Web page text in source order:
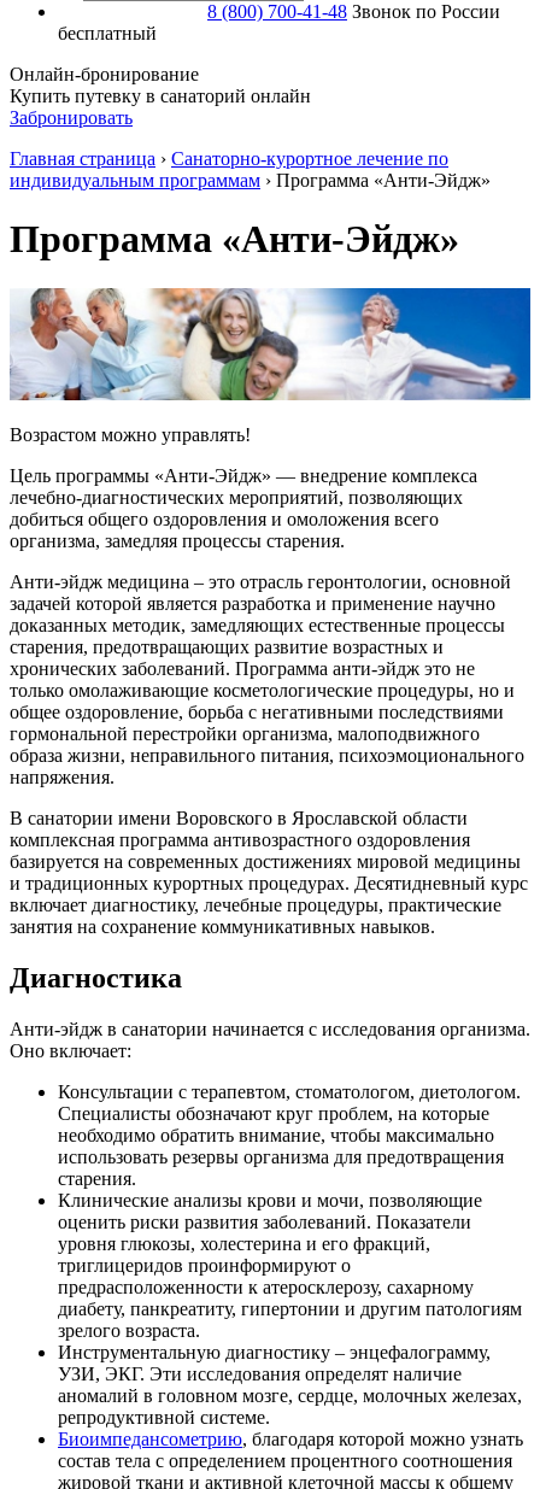
8 (800) 700-41-48 Звонок по России
бесплатный
Онлайн-бронирование
Купить путевку в санаторий онлайн
Забронировать
Главная страница › Санаторно-курортное лечение по
индивидуальным программам › Программа «Анти-Эйдж»
Программа «Анти-Эйдж»
Возрастом можно управлять!
Цель программы «Анти-Эйдж» — внедрение комплекса
лечебно-диагностических мероприятий, позволяющих
добиться общего оздоровления и омоложения всего
организма, замедляя процессы старения.
Анти-эйдж медицина – это отрасль геронтологии, основной
задачей которой является разработка и применение научно
доказанных методик, замедляющих естественные процессы
старения, предотвращающих развитие возрастных и
хронических заболеваний. Программа анти-эйдж это не
только омолаживающие косметологические процедуры, но и
общее оздоровление, борьба с негативными последствиями
гормональной перестройки организма, малоподвижного
образа жизни, неправильного питания, психоэмоционального
напряжения.
В санатории имени Воровского в Ярославской области
комплексная программа антивозрастного оздоровления
базируется на современных достижениях мировой медицины
и традиционных курортных процедурах. Десятидневный курс
включает диагностику, лечебные процедуры, практические
занятия на сохранение коммуникативных навыков.
Диагностика
Анти-эйдж в санатории начинается с исследования организма.
Оно включает:
Консультации с терапевтом, стоматологом, диетологом.
Специалисты обозначают круг проблем, на которые
необходимо обратить внимание, чтобы максимально
использовать резервы организма для предотвращения
старения.
Клинические анализы крови и мочи, позволяющие
оценить риски развития заболеваний. Показатели
уровня глюкозы, холестерина и его фракций,
триглицеридов проинформируют о
предрасположенности к атеросклерозу, сахарному
диабету, панкреатиту, гипертонии и другим патологиям
зрелого возраста.
Инструментальную диагностику – энцефалограмму,
УЗИ, ЭКГ. Эти исследования определят наличие
аномалий в головном мозге, сердце, молочных железах,
репродуктивной системе.
Биоимпедансометрию, благодаря которой можно узнать
состав тела с определением процентного соотношения
жировой ткани и активной клеточной массы к общему